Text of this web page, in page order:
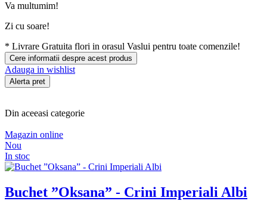
Va multumim!
Zi cu soare!
* Livrare Gratuita flori in orasul Vaslui pentru toate comenzile!
Cere informatii despre acest produs
Adauga in wishlist
Alerta pret
Din aceeasi categorie
Magazin online
Nou
In stoc
Buchet ”Oksana” - Crini Imperiali Albi